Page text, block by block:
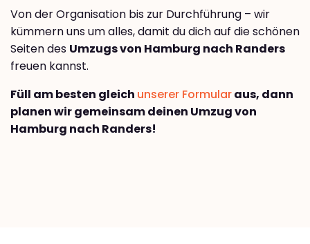
Von der Organisation bis zur Durchführung – wir
kümmern uns um alles, damit du dich auf die schönen
Seiten des Umzugs von Hamburg nach Randers
freuen kannst.
Füll am besten gleich unserer Formularaus, dann
planen wir gemeinsam deinen Umzug von
Hamburg nach Randers!